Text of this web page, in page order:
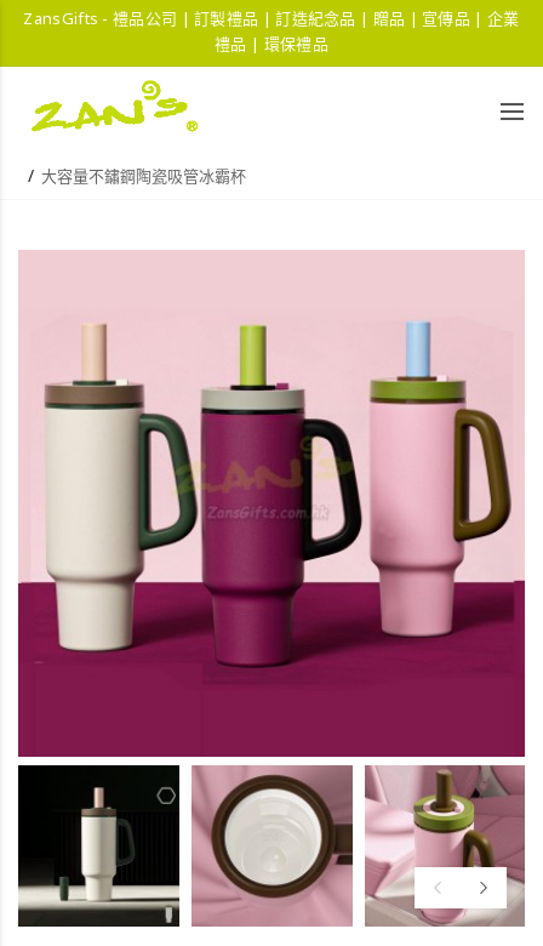
ZansGifts - 禮品公司 | 訂製禮品 | 訂造紀念品 | 贈品 | 宣傳品 | 企業
禮品 | 環保禮品
大容量不鏽鋼陶瓷吸管冰霸杯